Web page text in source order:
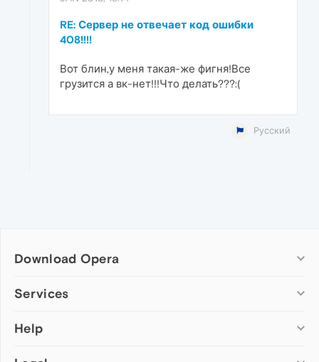
RE: Сервер не отвечает код ошибки
408!!!!
Вот блин,у меня такая-же фигня!Все
грузится а вк-нет!!!Что делать???:(
Русский
Download Opera
Computer browsers
Opera for Mac
Services
Add-ons
Help